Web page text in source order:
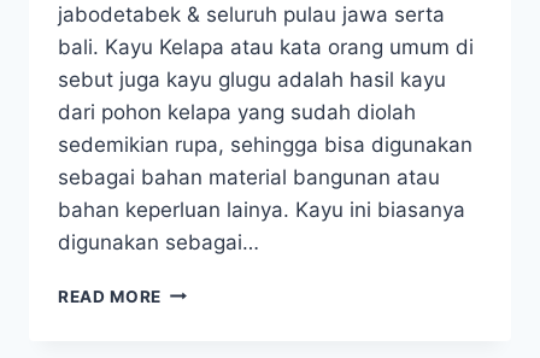
jabodetabek & seluruh pulau jawa serta
bali. Kayu Kelapa atau kata orang umum di
sebut juga kayu glugu adalah hasil kayu
dari pohon kelapa yang sudah diolah
sedemikian rupa, sehingga bisa digunakan
sebagai bahan material bangunan atau
bahan keperluan lainya. Kayu ini biasanya
digunakan sebagai…
READ MORE JUAL